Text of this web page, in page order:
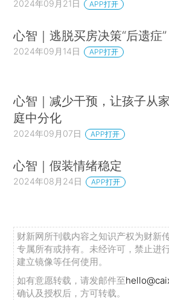
2024年09月21日 APP打开
心智｜逃脱买房决策“后遗症”
2024年09月14日 APP打开
心智｜减少干预，让孩子从家
庭中分化
2024年09月07日 APP打开
心智｜假装情绪稳定
2024年08月24日 APP打开
财新网所刊载内容之知识产权为财新
专属所有或持有。未经许可，禁止进
建立镜像等任何使用。
如有意愿转载，请发邮件至
确认及授权后，方可转载。